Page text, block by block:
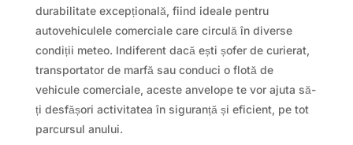
durabilitate excepțională, fiind ideale pentru
autovehiculele comerciale care circulă în diverse
condiții meteo. Indiferent dacă ești șofer de curierat,
transportator de marfă sau conduci o flotă de
vehicule comerciale, aceste anvelope te vor ajuta să-
ți desfășori activitatea în siguranță și eficient, pe tot
parcursul anului.